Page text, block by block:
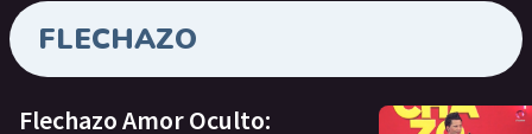
FLECHAZO
Flechazo Amor Oculto: